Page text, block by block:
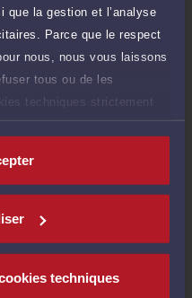
la gestion et l’analyse
Parce que le respect
nous, nous vous laissons
tous ou de les
techniques strictement
site.
techniques
au service
garantissant